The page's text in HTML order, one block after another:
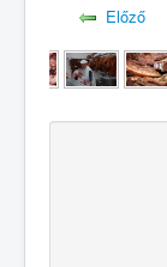
Előző